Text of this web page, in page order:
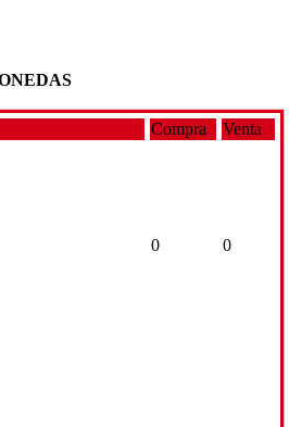
Compra Venta
0 0